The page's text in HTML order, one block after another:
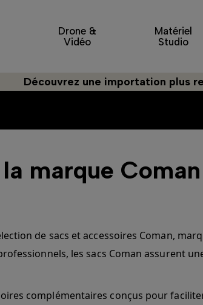
Drone &
Vidéo
Matériel
Studio
Découvrez une importation plus
marque Coman
de sacs et accessoires Coman,
les sacs Coman assurent
complémentaires conçus pour